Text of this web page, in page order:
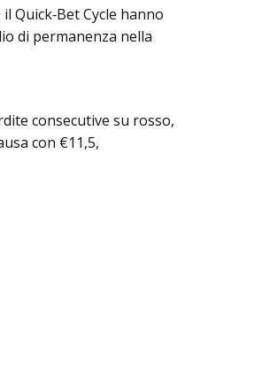
Quick‑Bet Cycle hanno
di permanenza nella
consecutive su rosso,
con €11,5,